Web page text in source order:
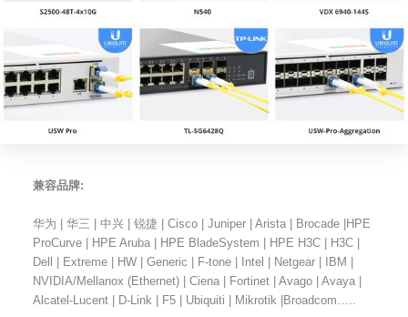
兼容品牌:
华为 | 华三 | 中兴 | 锐捷 | Cisco | Juniper | Arista | Brocade |HPE
ProCurve | HPE Aruba | HPE BladeSystem | HPE H3C | H3C |
Dell | Extreme | HW | Generic | F-tone | Intel | Netgear | IBM |
NVIDIA/Mellanox (Ethernet) | Ciena | Fortinet | Avago | Avaya |
Alcatel-Lucent | D-Link | F5 | Ubiquiti | Mikrotik |Broadcom…..